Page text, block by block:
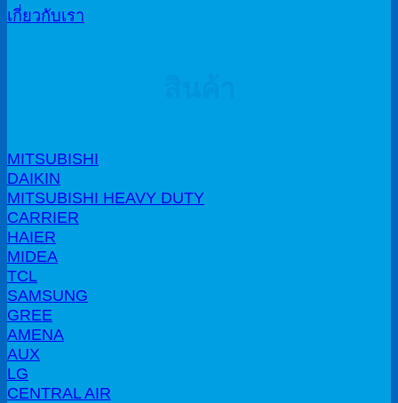
เกี่ยวกับเรา
MITSUBISHI
DAIKIN
MITSUBISHI HEAVY DUTY
CARRIER
HAIER
MIDEA
TCL
SAMSUNG
GREE
AMENA
AUX
LG
CENTRAL AIR